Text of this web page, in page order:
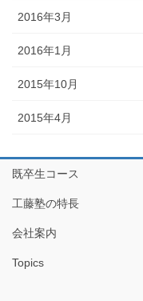
2016年3月
2016年1月
2015年10月
2015年4月
既卒生コース
工藤塾の特長
会社案内
Topics